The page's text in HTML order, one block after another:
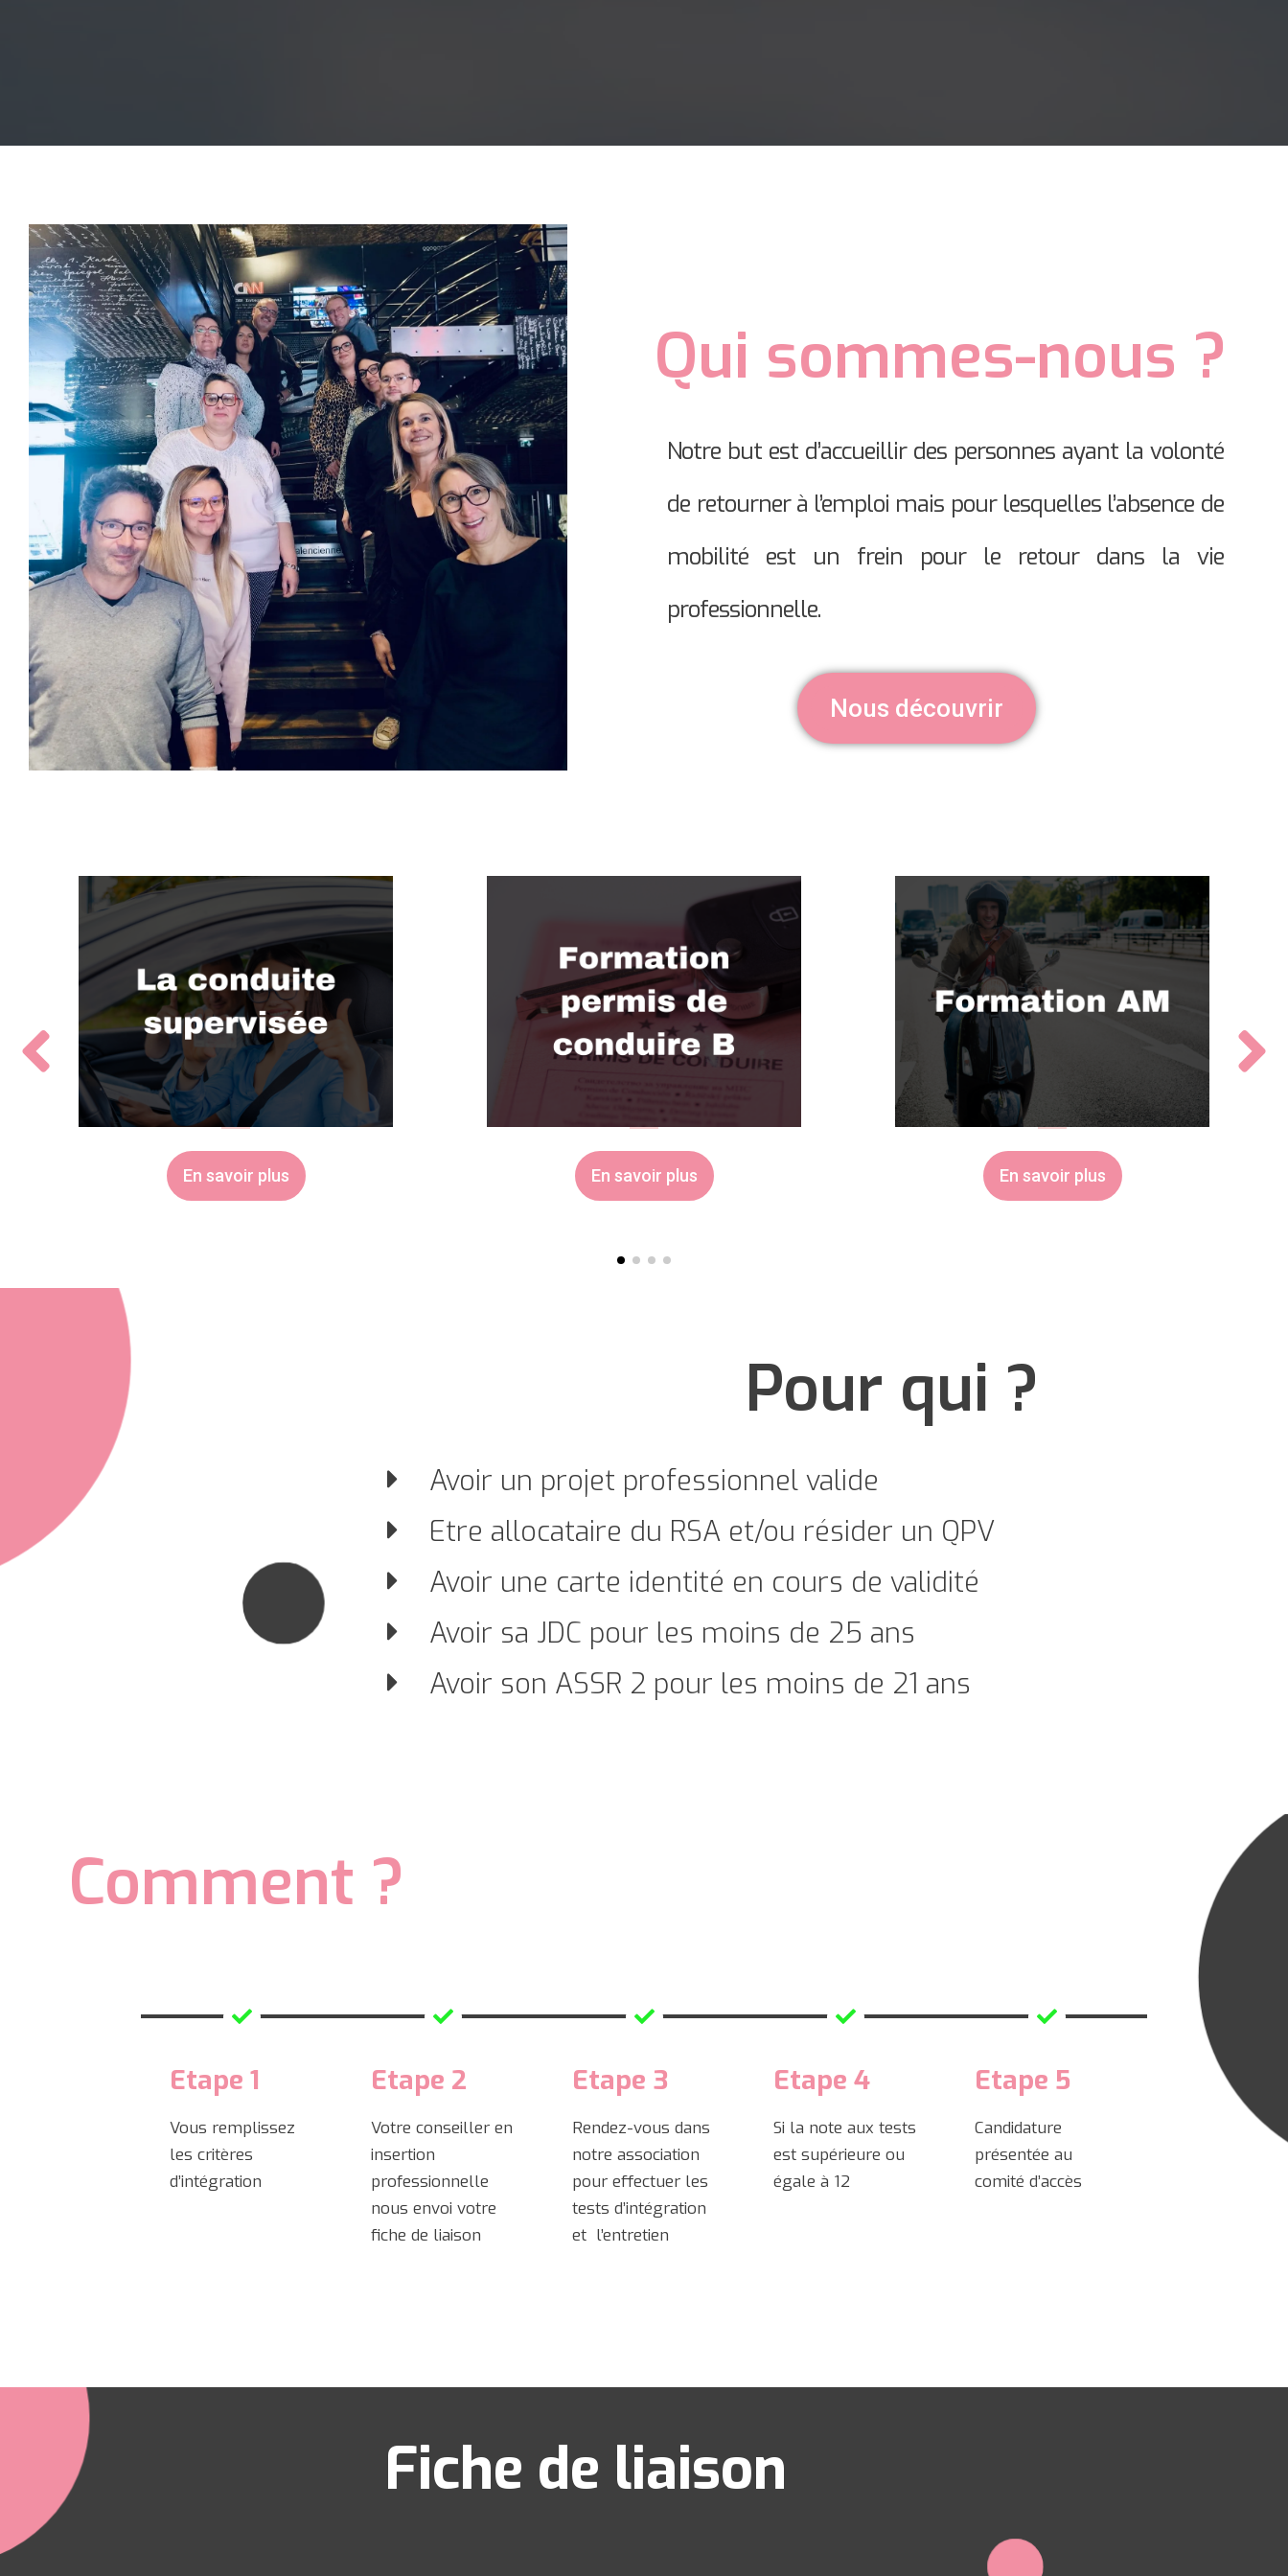
Qui sommes-nous ?
Notre but est d’accueillir des personnes ayant la volonté
de retourner à l’emploi mais pour lesquelles l’absence de
mobilité est un frein pour le retour dans la vie
professionnelle.
Nous découvrir
En savoir plus En savoir plus En savoir plus
Pour qui ?
Avoir un projet professionnel valide
Etre allocataire du RSA et/ou résider un QPV
Avoir une carte identité en cours de validité
Avoir sa JDC pour les moins de 25 ans
Avoir son ASSR 2 pour les moins de 21 ans
Comment ?
Etape 1
Vous remplissez
les critères
d’intégration
Etape 2
Votre conseiller en
insertion
professionnelle
nous envoi votre
fiche de liaison
Etape 3
Rendez-vous dans
notre association
pour effectuer les
tests d’intégration
et l’entretien
Etape 4
Si la note aux tests
est supérieure ou
égale à 12
Etape 5
Candidature
présentée au
comité d’accès
Fiche de liaison